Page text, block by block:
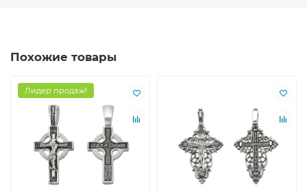
Похожие товары
Лидер продаж!